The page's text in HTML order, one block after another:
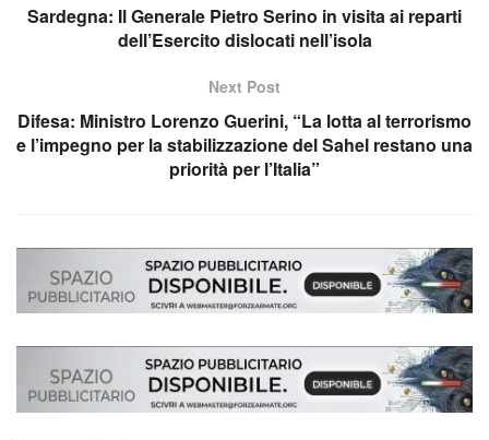
Sardegna: Il Generale Pietro Serino in visita ai reparti
dell’Esercito dislocati nell’isola
Next Post
Difesa: Ministro Lorenzo Guerini, “La lotta al terrorismo
e l’impegno per la stabilizzazione del Sahel restano una
priorità per l’Italia”